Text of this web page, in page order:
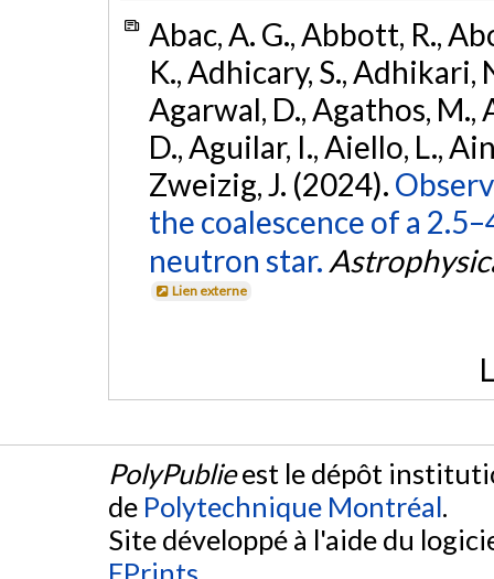
Abac, A. G., Abbott, R.,
K., Adhicary, S., Adhikari,
Agarwal, D., Agathos, M.,
D., Aguilar, I., Aiello, L.,
Zweizig, J. (2024).
the coalescence of a
neutron star.
Lien externe
PolyPublieest le dépôt
de Polytechnique Montréal.
Site développé à l'aide du